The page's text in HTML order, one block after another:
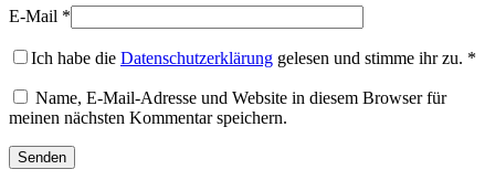
E-Mail *
Ich habe die Datenschutzerklärung gelesen und stimme ihr zu. *
Name, E-Mail-Adresse und Website in diesem Browser für
meinen nächsten Kommentar speichern.